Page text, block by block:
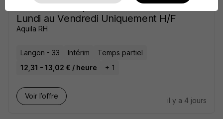
Serveur - Temps Partiel Soir - du
Lundi au Vendredi Uniquement H/F
Aquila RH
Langon - 33 Intérim
Temps partiel
12,31 - 13,02 € / heure
+ 1
Voir l’offre
il y a 4 jours